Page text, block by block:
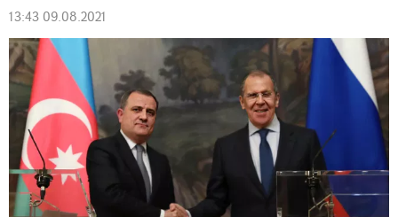
13:43 09.08.2021